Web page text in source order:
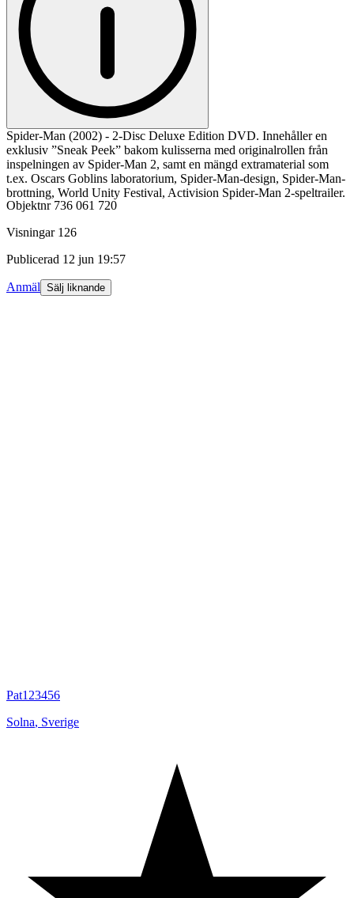
Spider-Man (2002) - 2-Disc Deluxe Edition DVD. Innehåller en
exklusiv ”Sneak Peek” bakom kulisserna med originalrollen från
inspelningen av Spider-Man 2, samt en mängd extramaterial som
t.ex. Oscars Goblins laboratorium, Spider-Man-design, Spider-Man-
brottning, World Unity Festival, Activision Spider-Man 2-speltrailer.
Objektnr 736 061 720
Visningar 126
Publicerad 12 jun 19:57
Anmäl Sälj liknande
Pat123456
Solna, Sverige